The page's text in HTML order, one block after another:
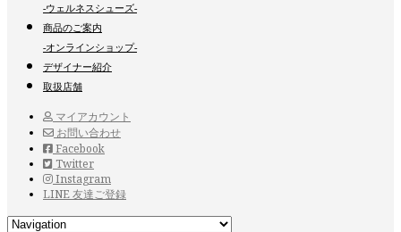
-ウェルネスシューズ-
商品のご案内
-オンラインショップ-
デザイナー紹介
取扱店舗
マイアカウント
お問い合わせ
Facebook
Twitter
Instagram
LINE 友達ご登録